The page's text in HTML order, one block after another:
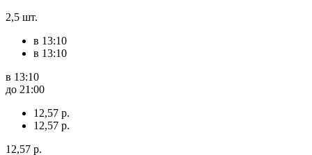
2,5 шт.
в 13:10
в 13:10
в 13:10
до 21:00
12,57 р.
12,57 р.
12,57 р.